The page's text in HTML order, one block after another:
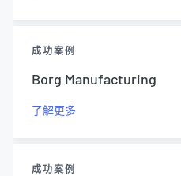
成功案例
Borg Manufacturing
了解更多
成功案例